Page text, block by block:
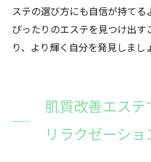
ステの選び方にも自信が持てる
ぴったりのエステを見つけ出す
り、より輝く自分を発見しまし
肌質改善エステ
リラクゼーショ